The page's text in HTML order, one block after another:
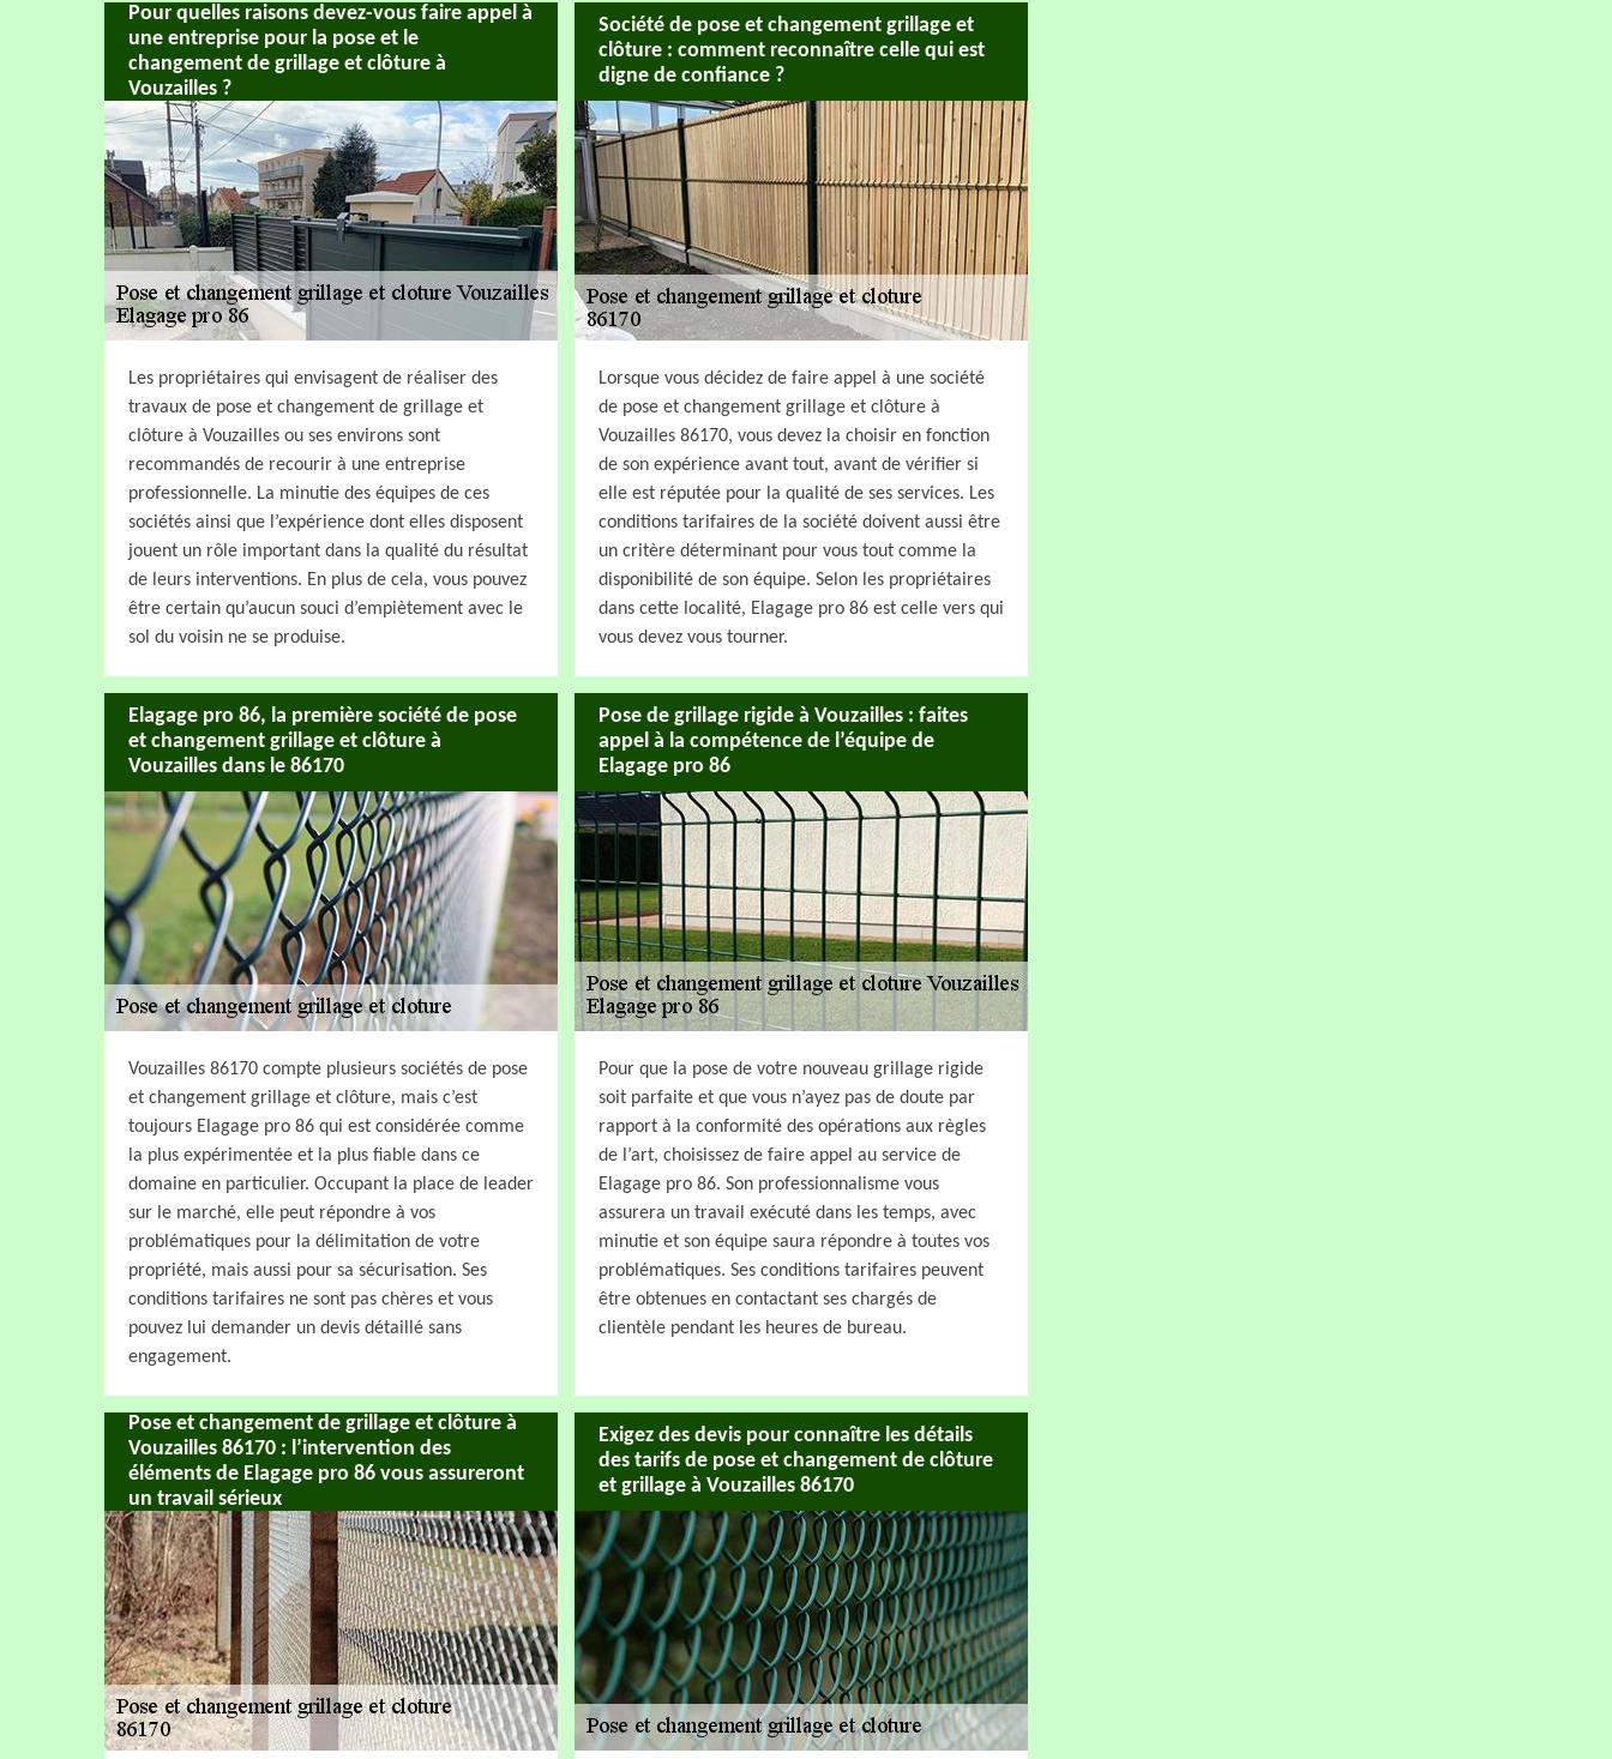
Pour quelles raisons devez-vous faire appel à
une entreprise pour la pose et le
changement de grillage et clôture à
Vouzailles ?
Les propriétaires qui envisagent de réaliser des
travaux de pose et changement de grillage et
clôture à Vouzailles ou ses environs sont
recommandés de recourir à une entreprise
professionnelle. La minutie des équipes de ces
sociétés ainsi que l’expérience dont elles disposent
jouent un rôle important dans la qualité du résultat
de leurs interventions. En plus de cela, vous pouvez
être certain qu’aucun souci d’empiètement avec le
sol du voisin ne se produise.
Société de pose et changement grillage et
clôture : comment reconnaître celle qui est
digne de confiance ?
Lorsque vous décidez de faire appel à une société
de pose et changement grillage et clôture à
Vouzailles 86170, vous devez la choisir en fonction
de son expérience avant tout, avant de vérifier si
elle est réputée pour la qualité de ses services. Les
conditions tarifaires de la société doivent aussi être
un critère déterminant pour vous tout comme la
disponibilité de son équipe. Selon les propriétaires
dans cette localité, Elagage pro 86 est celle vers qui
vous devez vous tourner.
Elagage pro 86, la première société de pose
et changement grillage et clôture à
Vouzailles dans le 86170
Vouzailles 86170 compte plusieurs sociétés de pose
et changement grillage et clôture, mais c’est
toujours Elagage pro 86 qui est considérée comme
la plus expérimentée et la plus fiable dans ce
domaine en particulier. Occupant la place de leader
sur le marché, elle peut répondre à vos
problématiques pour la délimitation de votre
propriété, mais aussi pour sa sécurisation. Ses
conditions tarifaires ne sont pas chères et vous
pouvez lui demander un devis détaillé sans
engagement.
Pose de grillage rigide à Vouzailles : faites
appel à la compétence de l’équipe de
Elagage pro 86
Pour que la pose de votre nouveau grillage rigide
soit parfaite et que vous n’ayez pas de doute par
rapport à la conformité des opérations aux règles
de l’art, choisissez de faire appel au service de
Elagage pro 86. Son professionnalisme vous
assurera un travail exécuté dans les temps, avec
minutie et son équipe saura répondre à toutes vos
problématiques. Ses conditions tarifaires peuvent
être obtenues en contactant ses chargés de
clientèle pendant les heures de bureau.
Pose et changement de grillage et clôture à
Vouzailles 86170 : l’intervention des
éléments de Elagage pro 86 vous assureront
un travail sérieux
Exigez des devis pour connaître les détails
des tarifs de pose et changement de clôture
et grillage à Vouzailles 86170